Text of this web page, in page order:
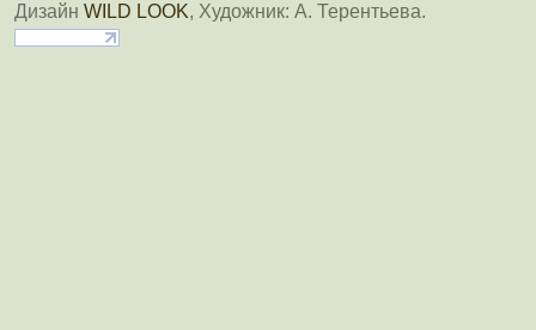
Дизайн WILD LOOK, Художник: А. Терентьева.